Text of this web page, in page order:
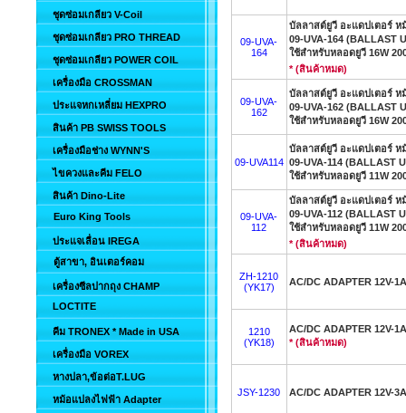
ชุดซ่อมเกลียว V-Coil
ชุดซ่อมเกลียว PRO THREAD
ชุดซ่อมเกลียว POWER COIL
เครื่องมือ CROSSMAN
ประแจหกเหลี่ยม HEXPRO
สินค้า PB SWISS TOOLS
เครื่องมือช่าง WYNN'S
ไขควงและคีม FELO
สินค้า Dino-Lite
Euro King Tools
ประแจเลื่อน IREGA
ตู้สาขา, อินเตอร์คอม
เครื่องซีลปากถุง CHAMP
LOCTITE
คีม TRONEX * Made in USA
เครื่องมือ VOREX
หางปลา,ข้อต่อT.LUG
หม้อแปลงไฟฟ้า Adapter
09-UVA-
164
บัลลาสต์ยูวี อะแดปเตอร์ ห
09-UVA-164 (BALLAST
ใช้สำหรับหลอดยูวี 16W
* (สินค้าหมด)
09-UVA-
162
บัลลาสต์ยูวี อะแดปเตอร์ ห
09-UVA-162 (BALLAST
ใช้สำหรับหลอดยูวี 16W
09-UVA114
บัลลาสต์ยูวี อะแดปเตอร์ ห
09-UVA-114 (BALLAST
ใช้สำหรับหลอดยูวี 11W
09-UVA-
112
บัลลาสต์ยูวี อะแดปเตอร์ ห
09-UVA-112 (BALLAST
ใช้สำหรับหลอดยูวี 11W
* (สินค้าหมด)
ZH-1210
(YK17)
AC/DC ADAPTER 12V-1A
1210
(YK18)
AC/DC ADAPTER 12V-1A
* (สินค้าหมด)
JSY-1230 AC/DC ADAPTER 12V-3A